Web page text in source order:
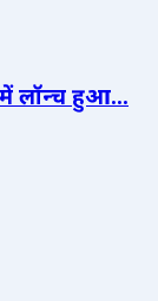
लॉन्च हुआ...